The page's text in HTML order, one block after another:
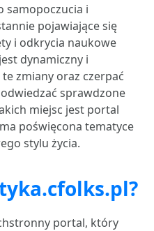
samopoczucia i
pojawiające się
i odkrycia naukowe
dynamiczny i
zmiany oraz czerpać
sprawdzone
miejsc jest portal
poświęcona tematyce
stylu życia.
portal, który